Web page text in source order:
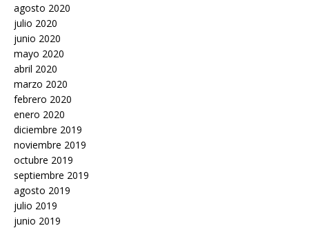
agosto 2020
julio 2020
junio 2020
mayo 2020
abril 2020
marzo 2020
febrero 2020
enero 2020
diciembre 2019
noviembre 2019
octubre 2019
septiembre 2019
agosto 2019
julio 2019
junio 2019